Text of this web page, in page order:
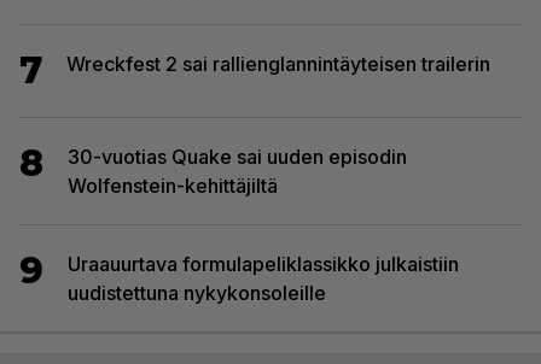
7 Wreckfest 2 sai rallienglannintäyteisen trailerin
8
30-vuotias Quake sai uuden episodin
Wolfenstein-kehittäjiltä
9
Uraauurtava formulapeliklassikko julkaistiin
uudistettuna nykykonsoleille